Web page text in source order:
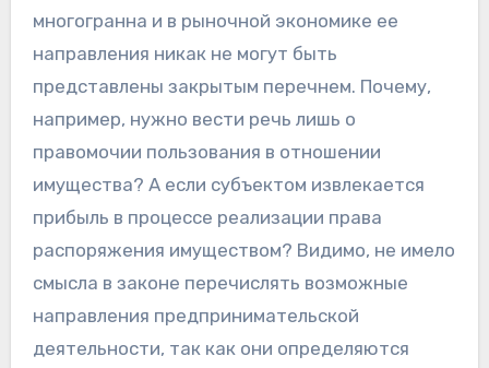
многогранна и в рыночной экономике ее
направления никак не могут быть
представлены закрытым перечнем. Почему,
например, нужно вести речь лишь о
правомочии пользования в отношении
имущества? А если субъектом извлекается
прибыль в процессе реализации права
распоряжения имуществом? Видимо, не имело
смысла в законе перечислять возможные
направления предпринимательской
деятельности, так как они определяются